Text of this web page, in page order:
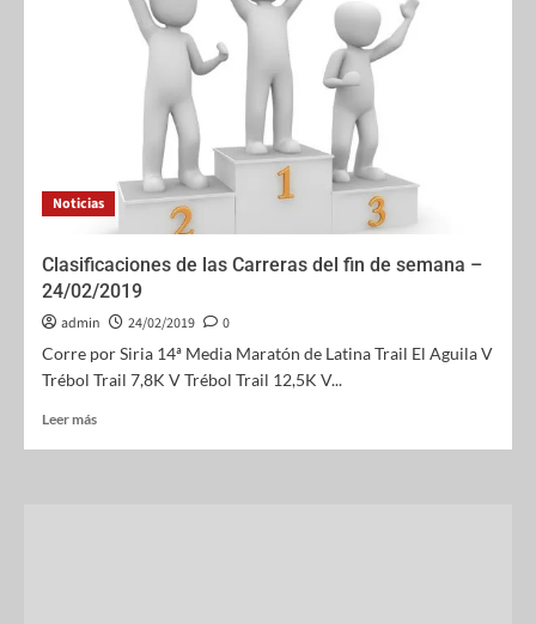
Noticias
Clasificaciones de las Carreras del fin de semana –
24/02/2019
admin 24/02/2019
0
Corre por Siria 14ª Media Maratón de Latina Trail El Aguila V
Trébol Trail 7,8K V Trébol Trail 12,5K V...
Leer más